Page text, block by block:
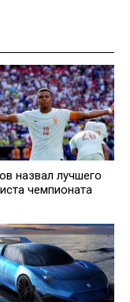
назвал лучшего
чемпионата